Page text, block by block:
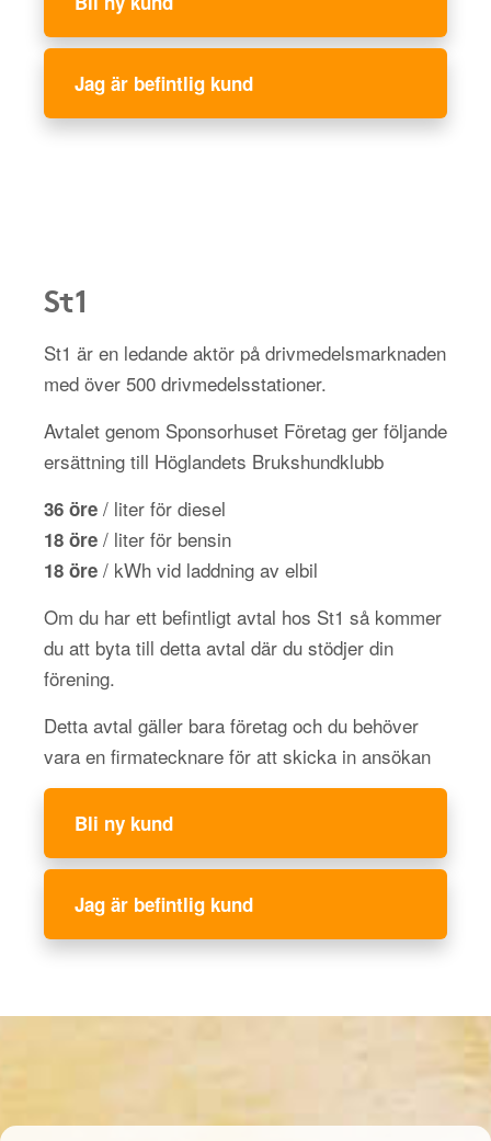
Jag är befintlig kund
St1
St1 är en ledande aktör på drivmedelsmarknaden
med över 500 drivmedelsstationer.
Avtalet genom Sponsorhuset Företag ger följande
ersättning till Höglandets Brukshundklubb
36 öre / liter för diesel
18 öre / liter för bensin
18 öre / kWh vid laddning av elbil
Om du har ett befintligt avtal hos St1 så kommer
du att byta till detta avtal där du stödjer din
förening.
Detta avtal gäller bara företag och du behöver
vara en firmatecknare för att skicka in ansökan
Bli ny kund
Jag är befintlig kund